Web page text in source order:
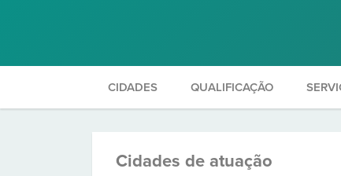
CIDADES QUALIFICAÇÃO
Cidades de atuação